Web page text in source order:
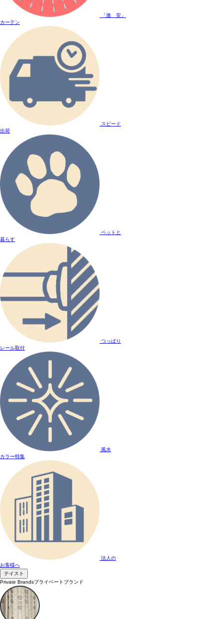
「激 安」
カーテン
スピード
出荷
ペットと
暮らす
つっぱり
レール取付
風水
カラー特集
法人の
お客様へ
テイスト
Private Brandsプライベートブランド